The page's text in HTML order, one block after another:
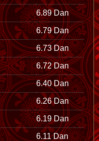
6.89 Dan
6.79 Dan
6.73 Dan
6.72 Dan
6.40 Dan
6.26 Dan
6.19 Dan
6.11 Dan